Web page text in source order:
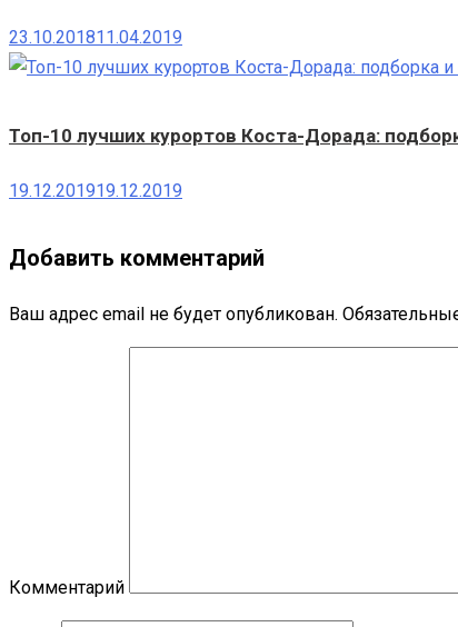
23.10.201811.04.2019
Топ-10 лучших курортов Коста-Дорада:
19.12.201919.12.2019
Добавить комментарий
Ваш адрес email не будет опубликован.
Комментарий